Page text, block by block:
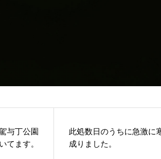
与丁公園
てます。
此処数日のうちに急激に
成りました。